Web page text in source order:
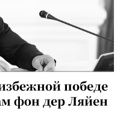
победе
фон дер Ляйен